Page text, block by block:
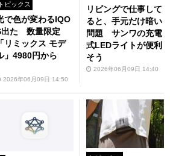
トピックス
で色が変わるIQO
出た 数量限定
「リミックス モデ
」4980円から
2026年06月09日 14:50
リビングで仕事して
ると、手元だけ暗い
問題 サンワの充電
式LEDライトが便利
そう
2026年06月09日 14:40